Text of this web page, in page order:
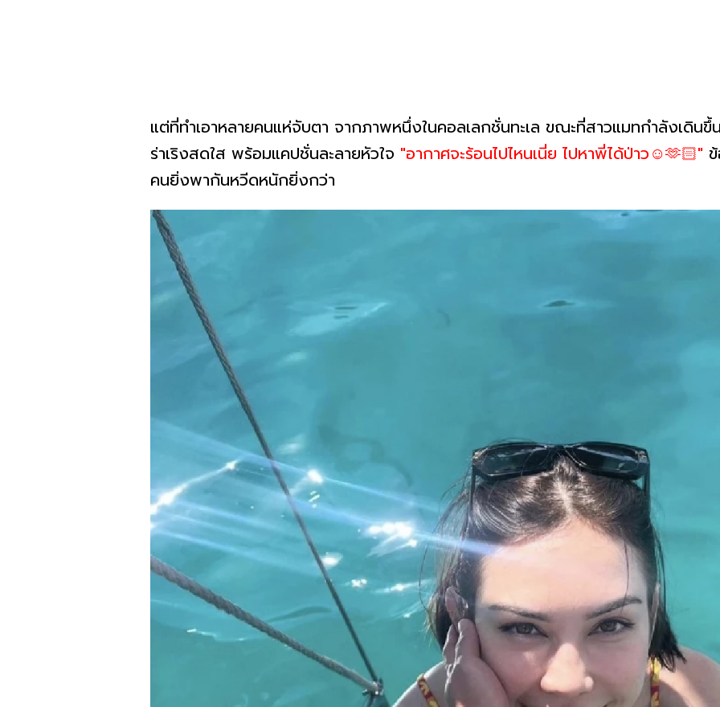
แต่ที่ทำเอาหลายคนแห่จับตา จากภาพหนึ่งในคอลเลกชั่นทะเล ขณะที่สาวแมทกำลังเดิน
ร่าเริงสดใส พร้อมแคปชั่นละลายหัวใจ "อากาศจะร้อนไปไหนเนี่ย ไปหาพี่ได้ป่าว☺️🫶🏻"
คนยิ่งพากันหวีดหนักยิ่งกว่า